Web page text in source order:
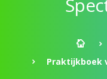
Praktijkboek